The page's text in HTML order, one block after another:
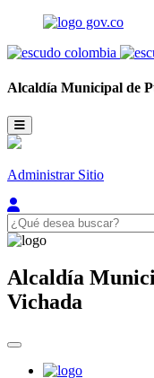
Alcaldía Municipal de
Administrar Sitio
Alcaldía
Vichada